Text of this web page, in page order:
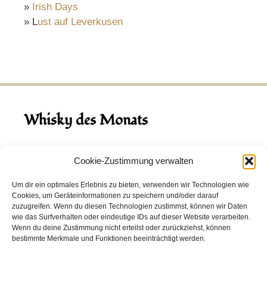
Cookie-Zustimmung verwalten
Um dir ein optimales Erlebnis zu bieten, verwenden wir Technologien wie
Cookies, um Geräteinformationen zu speichern und/oder darauf
zuzugreifen. Wenn du diesen Technologien zustimmst, können wir Daten
wie das Surfverhalten oder eindeutige IDs auf dieser Website verarbeiten.
Wenn du deine Zustimmung nicht erteilst oder zurückziehst, können
bestimmte Merkmale und Funktionen beeinträchtigt werden.
» Irish Days
» Lust auf Leverkusen
Whisky des Monats
August 2026
Hinch Double Wood
Destillerie:Hinch(Irland)
Single Malt, 43.0%
Peated: Nein